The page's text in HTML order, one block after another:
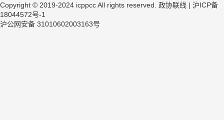
Copyright © 2019-2024 icppcc All rights reserved. 政协联线 | 沪ICP备
18044572号-1
沪公网安备 31010602003163号